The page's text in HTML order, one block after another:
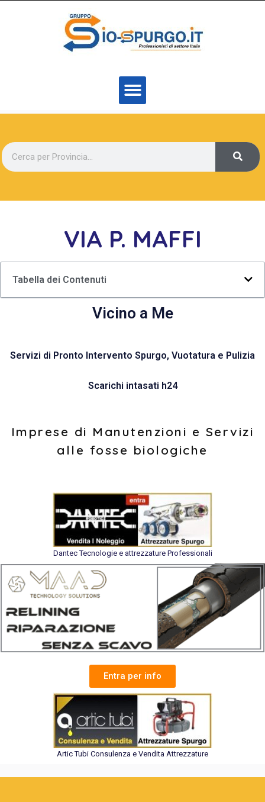
VIA P. MAFFI
Tabella dei Contenuti
Vicino a Me
Servizi di Pronto Intervento Spurgo, Vuotatura e Pulizia
Scarichi intasati h24
Imprese di Manutenzioni e Servizi
alle fosse biologiche
Dantec Tecnologie e attrezzature Professionali
Entra per info
Artic Tubi Consulenza e Vendita Attrezzature